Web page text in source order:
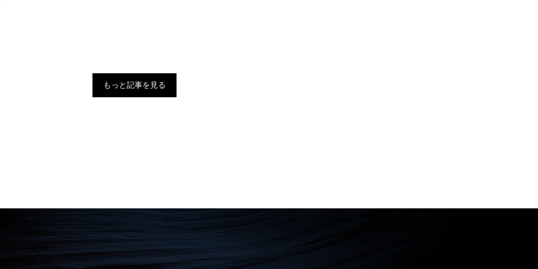
もっと記事を見る